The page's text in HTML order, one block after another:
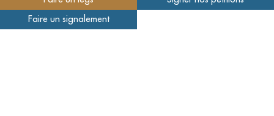
Qui sommes-nous
Nos refuges
Faire un signalement